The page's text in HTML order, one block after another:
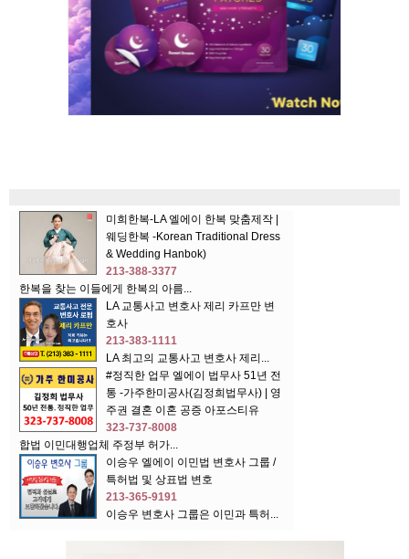
미희한복-LA 엘에이 한복 맞춤제작 |
웨딩한복 -Korean Traditional Dress
& Wedding Hanbok)
213-388-3377
한복을 찾는 이들에게 한복의 아름...
LA 교통사고 변호사 제리 카프만 변
호사
213-383-1111
LA 최고의 교통사고 변호사 제리...
#정직한 업무 엘에이 법무사 51년 전
통 -가주한미공사(김정희법무사) | 영
주권 결혼 이혼 공증 아포스티유
323-737-8008
합법 이민대행업체 주정부 허가...
이승우 엘에이 이민법 변호사 그룹 /
특허법 및 상표법 변호
213-365-9191
이승우 변호사 그룹은 이민과 특허...